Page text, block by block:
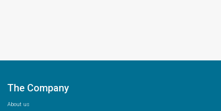
The Company
About us